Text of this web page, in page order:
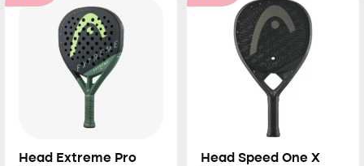
Head Extreme Pro
Head Speed One X